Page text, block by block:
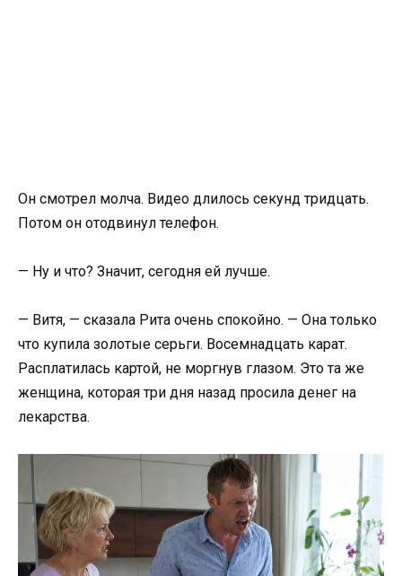
Он смотрел молча. Видео длилось секунд тридцать.
Потом он отодвинул телефон.
— Ну и что? Значит, сегодня ей лучше.
— Витя, — сказала Рита очень спокойно. — Она только
что купила золотые серьги. Восемнадцать карат.
Расплатилась картой, не моргнув глазом. Это та же
женщина, которая три дня назад просила денег на
лекарства.